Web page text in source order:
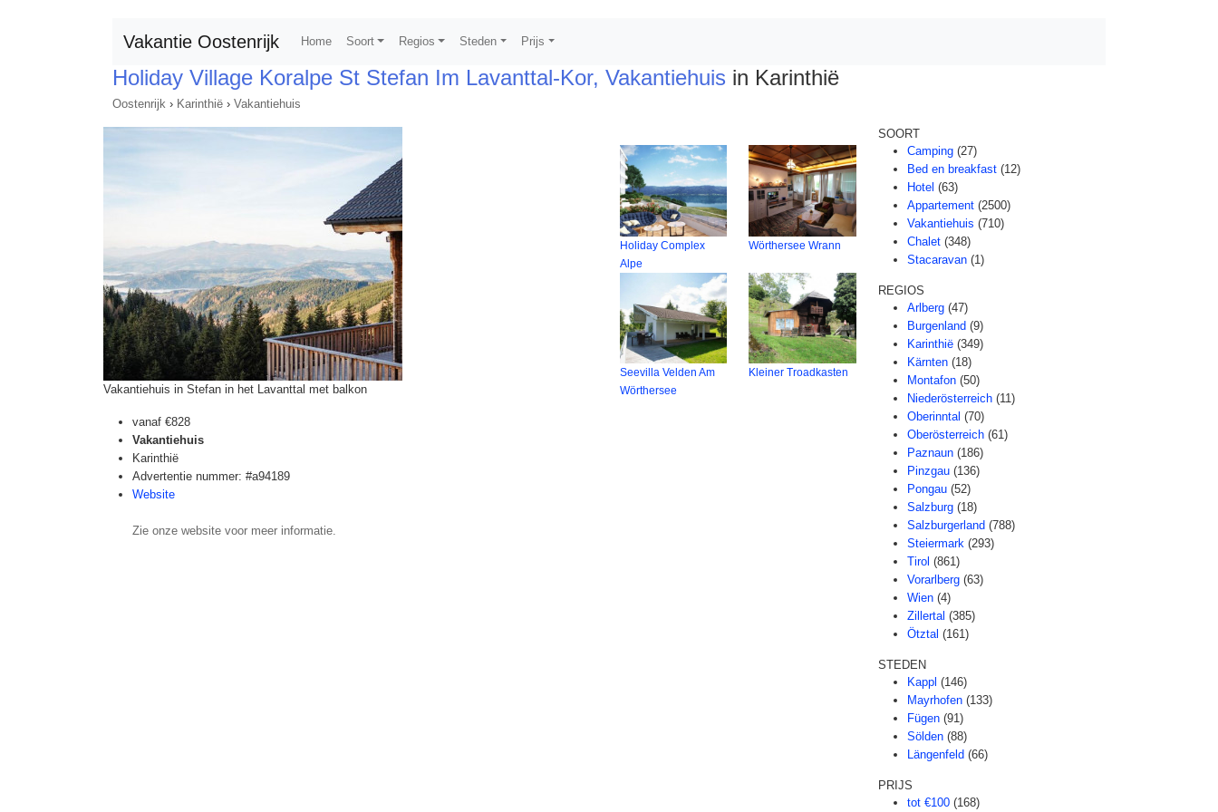
Vakantie Oostenrijk Home Soort Regios Steden Prijs
Holiday Village Koralpe St Stefan Im Lavanttal-Kor, Vakantiehuis in Karinthië
Oostenrijk › Karinthië › Vakantiehuis
Vakantiehuis in Stefan in het Lavanttal met balkon
vanaf €828
Vakantiehuis
Karinthië
Advertentie nummer: #a94189
Website
Zie onze website voor meer informatie.
Holiday Complex
Alpe
Wörthersee Wrann
Seevilla Velden Am
Wörthersee
Kleiner Troadkasten
SOORT
Camping (27)
Bed en breakfast (12)
Hotel (63)
Appartement (2500)
Vakantiehuis (710)
Chalet (348)
Stacaravan (1)
REGIOS
Arlberg (47)
Burgenland (9)
Karinthië (349)
Kärnten (18)
Montafon (50)
Niederösterreich (11)
Oberinntal (70)
Oberösterreich (61)
Paznaun (186)
Pinzgau (136)
Pongau (52)
Salzburg (18)
Salzburgerland (788)
Steiermark (293)
Tirol (861)
Vorarlberg (63)
Wien (4)
Zillertal (385)
Ötztal (161)
STEDEN
Kappl (146)
Mayrhofen (133)
Fügen (91)
Sölden (88)
Längenfeld (66)
PRIJS
tot €100 (168)